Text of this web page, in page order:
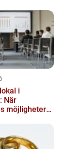
i
När
möjligheter